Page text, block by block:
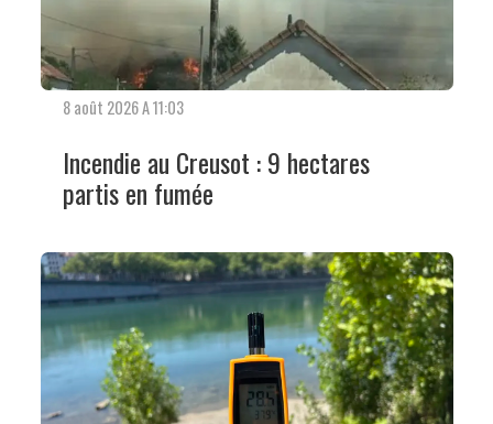
8 août 2026 A 11:03
Incendie au Creusot : 9 hectares
partis en fumée